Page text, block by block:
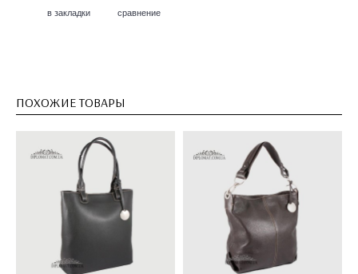
в закладки сравнение
ПОХОЖИЕ ТОВАРЫ